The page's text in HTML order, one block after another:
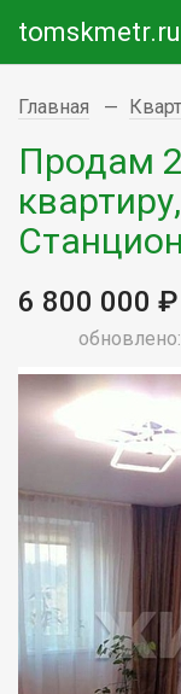
tomskmetr.ru
Главная
Продам
6 800 000 ₽